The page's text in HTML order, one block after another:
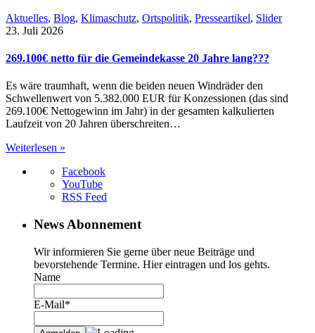
Aktuelles, Blog, Klimaschutz, Ortspolitik, Presseartikel, Slider
23. Juli 2026
269.100€ netto für die Gemeindekasse 20 Jahre lang???
Es wäre traumhaft, wenn die beiden neuen Windräder den
Schwellenwert von 5.382.000 EUR für Konzessionen (das sind
269.100€ Nettogewinn im Jahr) in der gesamten kalkulierten
Laufzeit von 20 Jahren überschreiten…
Weiterlesen »
Facebook
YouTube
RSS Feed
News Abonnement
Wir informieren Sie gerne über neue Beiträge und
bevorstehende Termine. Hier eintragen und los gehts.
Name
E-Mail*